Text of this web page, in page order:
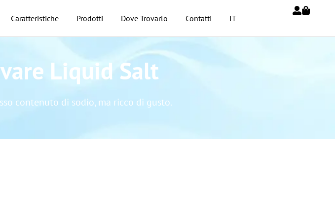
Caratteristiche Prodotti Dove Trovarlo Contatti IT
Liquid Salt
contenuto di sodio, ma ricco di gusto.